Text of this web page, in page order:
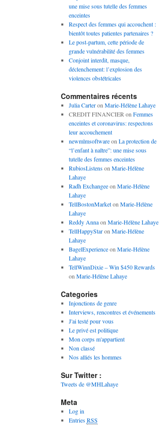
une mise sous tutelle des femmes
enceintes
Respect des femmes qui accouchent :
bientôt toutes patientes partenaires ?
Le post-partum, cette période de
grande vulnérabilité des femmes
Conjoint interdit, masque,
déclenchement: l’explosion des
violences obstétricales
Commentaires récents
Julia Carteron Marie-Hélène Lahaye
CREDIT FINANCIER on Femmes
enceintes et coronavirus: respectons
leur accouchement
newmlmsoftwareon La protection de
“l’enfant à naître”: une mise sous
tutelle des femmes enceintes
RubiosListenson Marie-Hélène
Lahaye
Radh Exchangeeon Marie-Hélène
Lahaye
TellBostonMarketon Marie-Hélène
Lahaye
Reddy Annaon Marie-Hélène Lahaye
TellHappyStaron Marie-Hélène
Lahaye
BagelExperienceon Marie-Hélène
Lahaye
TellWinnDixie – Win $450 Rewards
on Marie-Hélène Lahaye
Categories
Injonctions de genre
Interviews, rencontres et événements
J'ai testé pour vous
Le privé est politique
Mon corps m'appartient
Non classé
Nos alliés les hommes
Sur Twitter :
Tweets de @MHLahaye
Meta
Log in
EntriesRSS